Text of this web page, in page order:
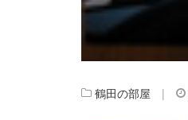
鶴田の部屋 |